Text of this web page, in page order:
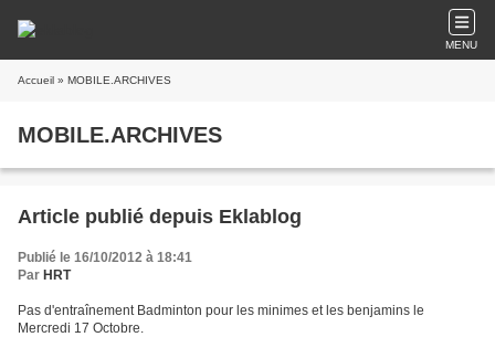
MENU
Accueil » MOBILE.ARCHIVES
MOBILE.ARCHIVES
Article publié depuis Eklablog
Publié le 16/10/2012 à 18:41
Par HRT
Pas d'entraînement Badminton pour les minimes et les benjamins le
Mercredi 17 Octobre.